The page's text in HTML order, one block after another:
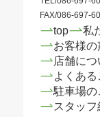
FAX/086-697-
top 私
お客様の
店舗につ
よくあ
駐車場の
スタッフ